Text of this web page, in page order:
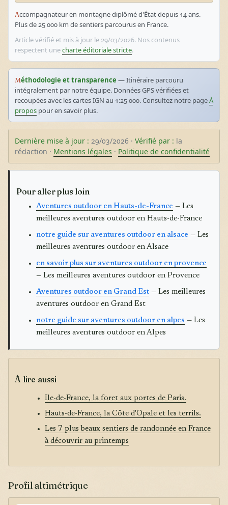
Accompagnateur en montagne diplômé d'État depuis 14 ans.
Plus de 25 000 km de sentiers parcourus en France.
Article vérifié et mis à jour le 29/03/2026. Nos contenus
respectent unecharte éditoriale stricte.
Méthodologie et transparence — Itinéraire parcouru
intégralement par notre équipe. Données GPS vérifiées et
recoupées avec les cartes IGN au 1:25 000. Consultez notre pageÀ
propos pour en savoir plus.
Dernière mise à jour : 29/03/2026 · Vérifié par : la
rédaction · Mentions légales · Politique de confidentialité
Pour aller plus loin
Aventures outdoor en Hauts-de-France — Les
meilleures aventures outdoor en Hauts-de-France
notre guide sur aventures outdoor en alsace — Les
meilleures aventures outdoor en Alsace
en savoir plus sur aventures outdoor en provence
— Les meilleures aventures outdoor en Provence
Aventures outdoor en Grand Est — Les meilleures
aventures outdoor en Grand Est
notre guide sur aventures outdoor en alpes — Les
meilleures aventures outdoor en Alpes
À lire aussi
Ile-de-France, la foret aux portes de Paris.
Hauts-de-France, la Côte d'Opale et les terrils.
Les 7 plus beaux sentiers de randonnée en France
à découvrir au printemps
Profil altimétrique